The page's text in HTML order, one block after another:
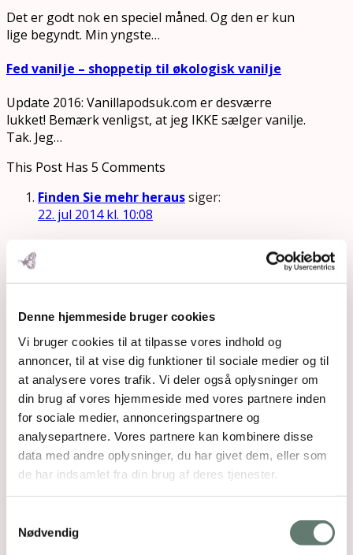
Denne hjemmeside bruger cookies
Vi bruger cookies til at tilpasse vores indhold og
annoncer, til at vise dig funktioner til sociale medier og til
at analysere vores trafik. Vi deler også oplysninger om
din brug af vores hjemmeside med vores partnere inden
for sociale medier, annonceringspartnere og
analysepartnere. Vores partnere kan kombinere disse
data med andre oplysninger, du har givet dem, eller som
de har indsamlet fra din brug af deres tjenester.
Nødvendig
Det er godt nok en speciel måned. Og den er kun
lige begyndt. Min yngste…
Fed vanilje – shoppetip til økologisk vanilje
Update 2016: Vanillapodsuk.com er desværre
lukket! Bemærk venligst, at jeg IKKE sælger vanilje.
Tak. Jeg…
This Post Has 5 Comments
Finden Sie mehr heraussiger:
22. jul 2014 kl. 10:08
“Jeg ved hvor der findes en have så skøn …”.
Svar
academia.edu siger:
1. aug 2014 kl. 4:14
academia.edu
“Jeg ved hvor der findes en have så skøn …”.
Rose Maimonide
Svar
pawn shops open on sunday near me siger:
10. aug 2014 kl. 9:51
pawn shops open on sunday near me